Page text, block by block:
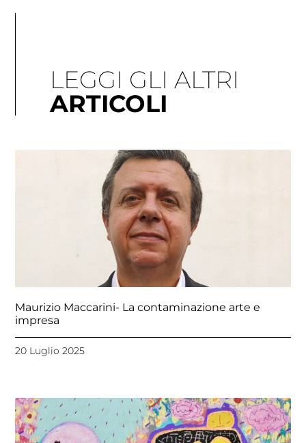
LEGGI GLI ALTRI
ARTICOLI
Maurizio Maccarini- La contaminazione arte e
impresa
20 Luglio 2025
Pagina
Pagina
Pagina
PaginaPagina